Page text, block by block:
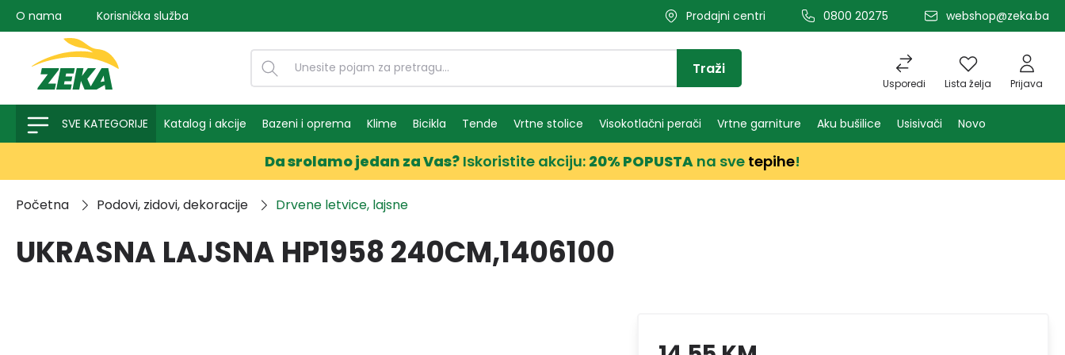
pretragu Preskoči na glavnu navigaciju
O nama Korisnička služba Prodajni centri 0800 20275 webshop@zeka.ba
Usporedi Lista želja Prijava
Traži
SVE KATEGORIJE Katalog i akcije Bazeni i oprema Klime Bicikla Tende Vrtne stolice Visokotlačni perači Vrtne garniture Aku bušilice Usisivači Novo
Da srolamo jedan za Vas? Iskoristite akciju: 20% POPUSTA na sve tepihe!
Početna Podovi, zidovi, dekoracije Drvene letvice, lajsne
UKRASNA LAJSNA HP1958 240CM,1406100